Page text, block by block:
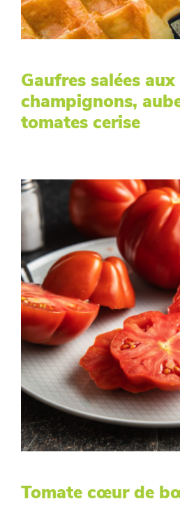
Gaufres salées aux
champignons,
tomates cerise
Tomate cœur de